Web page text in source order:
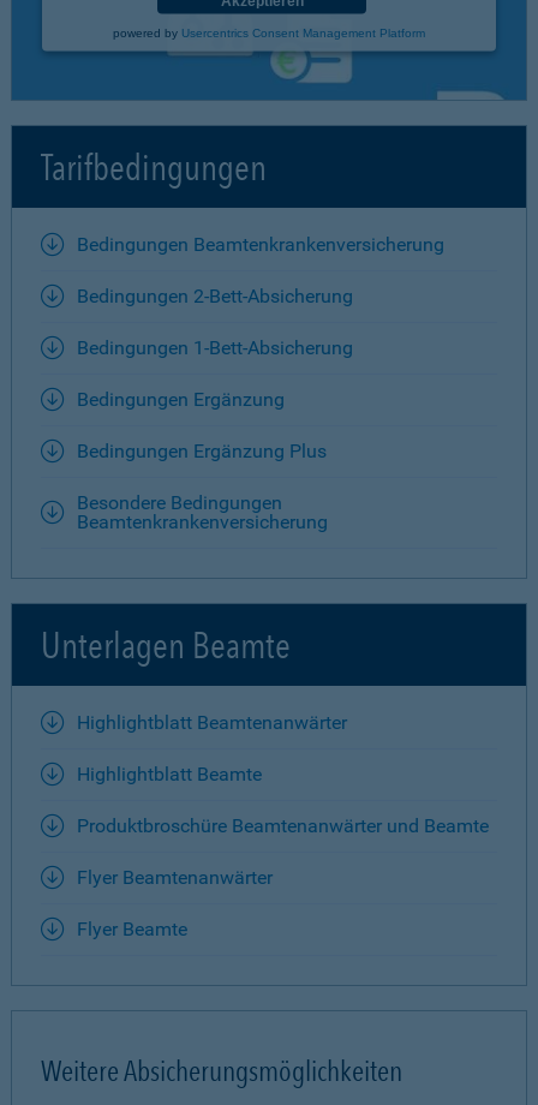
powered by Usercentrics Consent Management Platform
Tarifbedingungen
Bedingungen Beamtenkrankenversicherung
Bedingungen 2-Bett-Absicherung
Bedingungen 1-Bett-Absicherung
Bedingungen Ergänzung
Bedingungen Ergänzung Plus
Besondere Bedingungen
Beamtenkrankenversicherung
Unterlagen Beamte
Highlightblatt Beamtenanwärter
Highlightblatt Beamte
Produktbroschüre Beamtenanwärter und Beamte
Flyer Beamtenanwärter
Flyer Beamte
Weitere Absicherungsmöglichkeiten